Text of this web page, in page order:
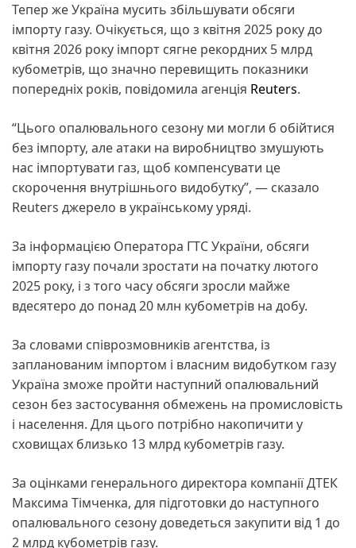
Тепер же Україна мусить збільшувати обсяги
імпорту газу. Очікується, що з квітня 2025 року до
квітня 2026 року імпорт сягне рекордних 5 млрд
кубометрів, що значно перевищить показники
попередніх років, повідомила агенція Reuters.
“Цього опалювального сезону ми могли б обійтися
без імпорту, але атаки на виробництво змушують
нас імпортувати газ, щоб компенсувати це
скорочення внутрішнього видобутку”, — сказало
Reuters джерело в українському уряді.
За інформацією Оператора ГТС України, обсяги
імпорту газу почали зростати на початку лютого
2025 року, і з того часу обсяги зросли майже
вдесятеро до понад 20 млн кубометрів на добу.
За словами співрозмовників агентства, із
запланованим імпортом і власним видобутком газу
Україна зможе пройти наступний опалювальний
сезон без застосування обмежень на промисловість
і населення. Для цього потрібно накопичити у
сховищах близько 13 млрд кубометрів газу.
За оцінками генерального директора компанії ДТЕК
Максима Тімченка, для підготовки до наступного
опалювального сезону доведеться закупити від 1 до
2 млрд кубометрів газу.